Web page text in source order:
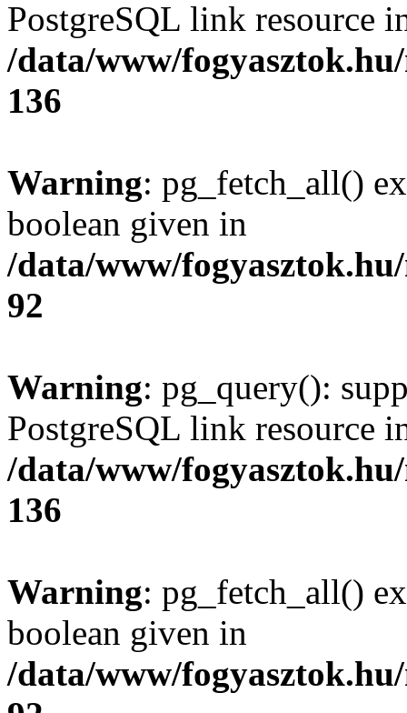
PostgreSQL link resource
/data/www/
136
Warning: pg_fetch_all()
boolean given in
/data/www/
92
Warning: pg_query():
PostgreSQL link resource
/data/www/
136
Warning: pg_fetch_all()
boolean given in
/data/www/